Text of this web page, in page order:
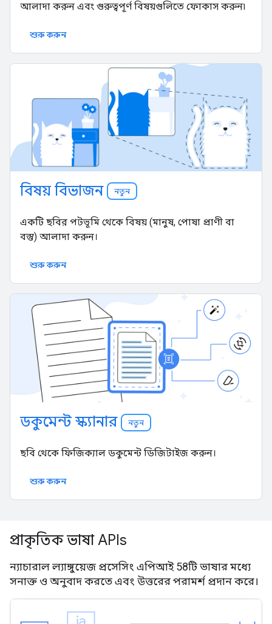
আলাদা করুন এবং গুরুত্বপূর্ণ বিষয়গুলিতে ফোকাস করুন৷
শুরু করুন
বিষয় বিভাজন নতুন
একটি ছবির পটভূমি থেকে বিষয় (মানুষ, পোষা প্রাণী বা
বস্তু) আলাদা করুন।
শুরু করুন
ডকুমেন্ট স্ক্যানার নতুন
ছবি থেকে ফিজিক্যাল ডকুমেন্ট ডিজিটাইজ করুন।
শুরু করুন
প্রাকৃতিক ভাষা APIs
ন্যাচারাল ল্যাঙ্গুয়েজ প্রসেসিং এপিআই 58টি ভাষার মধ্যে
সনাক্ত ও অনুবাদ করতে এবং উত্তরের পরামর্শ প্রদান করে।